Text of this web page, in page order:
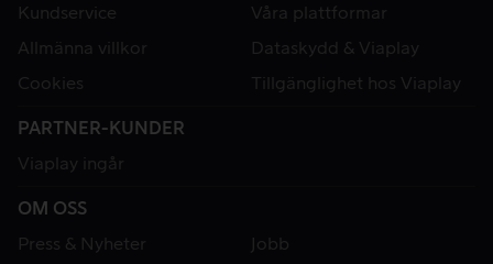
Kundservice
Våra plattformar
Allmänna villkor
Dataskydd & Viaplay
Cookies
Tillgänglighet hos Viaplay
PARTNER-KUNDER
Viaplay ingår
OM OSS
Press & Nyheter
Jobb